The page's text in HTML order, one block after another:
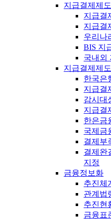
지급결제제도
지급결
지급결
우리나
BIS 지
국내외
지급결제제
한국은
지급결
감시대
지급결
한은금
국제금
결제부
결제완
지정
금융정보화
추진체
관계법
추진현
금융표